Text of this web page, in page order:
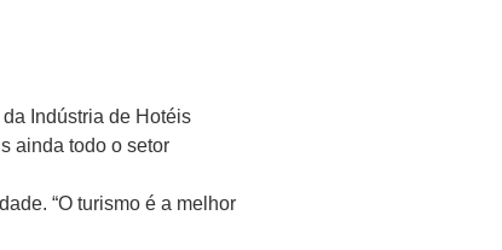
Indústria de Hotéis
ainda todo o setor
“O turismo é a melhor